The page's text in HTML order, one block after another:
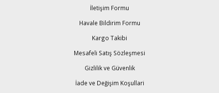
İletişim Formu
Havale Bildirim Formu
Kargo Takibi
Mesafeli Satış Sözleşmesi
Gizlilik ve Güvenlik
İade ve Değişim Koşullari